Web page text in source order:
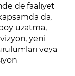
de faaliyet
da,
uzatma,
yeni
veya